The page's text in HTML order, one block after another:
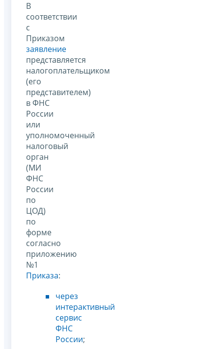
В
соответствии
с
Приказом
заявление
представляется
налогоплательщиком
(его
представителем)
в ФНС
России
или
уполномоченный
налоговый
орган
(МИ
ФНС
России
по
ЦОД)
по
форме
согласно
приложению
№1
Приказа:
через
интерактивный
сервис
ФНС
России;